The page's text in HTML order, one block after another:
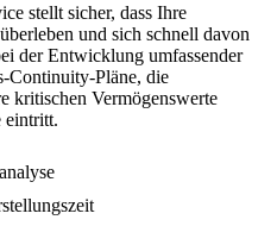
stellt sicher, dass Ihre
und sich schnell davon
der Entwicklung umfassender
Continuity-Pläne, die
kritischen Vermögenswerte
eintritt.